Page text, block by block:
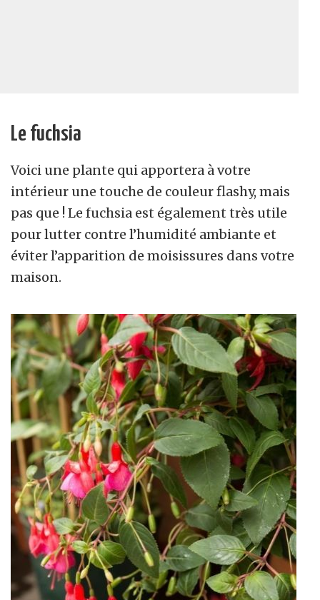
Le fuchsia
Voici une plante qui apportera à votre
intérieur une touche de couleur flashy, mais
pas que ! Le fuchsia est également très utile
pour lutter contre l’humidité ambiante et
éviter l’apparition de moisissures dans votre
maison.